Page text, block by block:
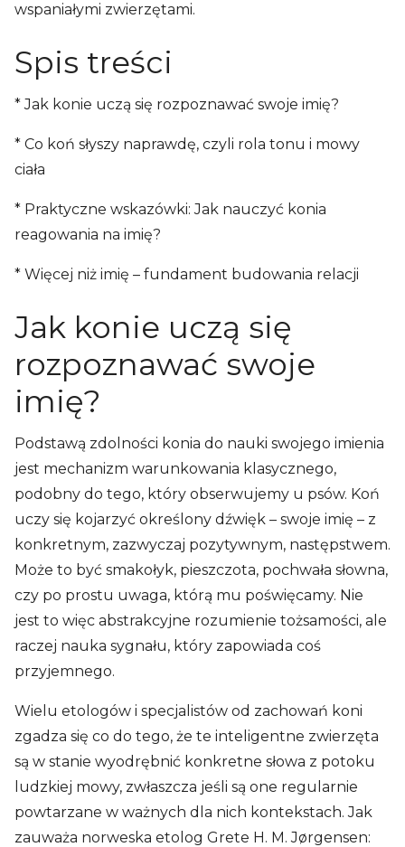
wspaniałymi zwierzętami.
Spis treści
* Jak konie uczą się rozpoznawać swoje imię?
* Co koń słyszy naprawdę, czyli rola tonu i mowy
ciała
* Praktyczne wskazówki: Jak nauczyć konia
reagowania na imię?
* Więcej niż imię – fundament budowania relacji
Jak konie uczą się
rozpoznawać swoje
imię?
Podstawą zdolności konia do nauki swojego imienia
jest mechanizm warunkowania klasycznego,
podobny do tego, który obserwujemy u psów. Koń
uczy się kojarzyć określony dźwięk – swoje imię – z
konkretnym, zazwyczaj pozytywnym, następstwem.
Może to być smakołyk, pieszczota, pochwała słowna,
czy po prostu uwaga, którą mu poświęcamy. Nie
jest to więc abstrakcyjne rozumienie tożsamości, ale
raczej nauka sygnału, który zapowiada coś
przyjemnego.
Wielu etologów i specjalistów od zachowań koni
zgadza się co do tego, że te inteligentne zwierzęta
są w stanie wyodrębnić konkretne słowa z potoku
ludzkiej mowy, zwłaszcza jeśli są one regularnie
powtarzane w ważnych dla nich kontekstach. Jak
zauważa norweska etolog Grete H. M. Jørgensen: